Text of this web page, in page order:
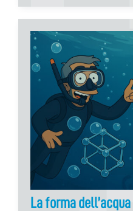
La forma dell’acqua